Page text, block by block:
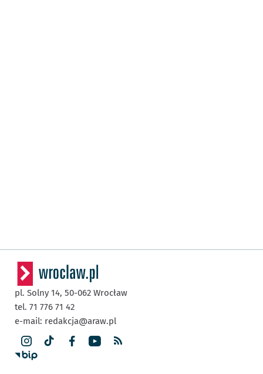
pl. Solny 14, 50-062 Wrocław
tel. 71 776 71 42
e-mail: redakcja@araw.pl